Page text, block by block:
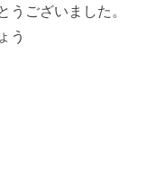
ございました。
う